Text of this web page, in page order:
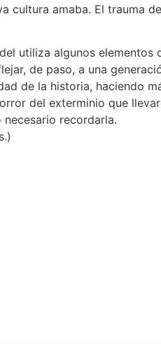
cultura amaba. El trauma
utiliza algunos elementos
de paso, a una
de la historia, haciendo
del exterminio que
recordarla.